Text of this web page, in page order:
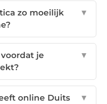
zo moeilijk
▼
je
▼
online Duits
▼